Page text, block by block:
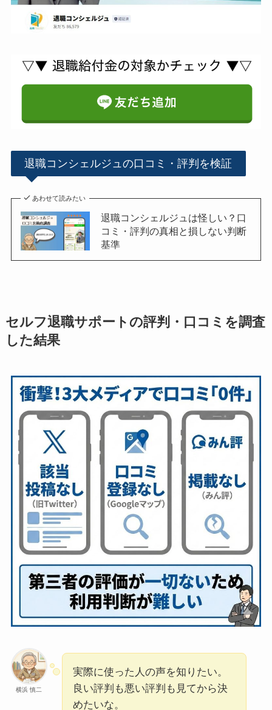
退職コンシェルジュの口コミ・評判を検証
あわせて読みたい
退職コンシェルジュは怪しい？口
コミ・評判の真相と損しない判断
基準
セルフ退職サポートの評判・口コミを調査
した結果
横浜 慎二
実際に使った人の声を知りたい。
良い評判も悪い評判も見てから決
めたいな。